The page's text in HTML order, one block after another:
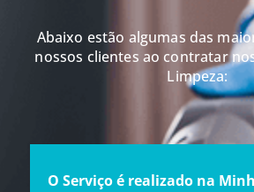
Abaixo estão algumas das
nossos clientes ao contratar
Limpeza:
O Serviço é realizado na